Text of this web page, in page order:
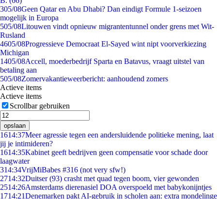
305/08Geen Qatar en Abu Dhabi? Dan eindigt Formule 1-seizoen
mogelijk in Europa
505/08Litouwen vindt opnieuw migrantentunnel onder grens met Wit-
Rusland
4605/08Progressieve Democraat El-Sayed wint nipt voorverkiezing
Michigan
1405/08Accell, moederbedrijf Sparta en Batavus, vraagt uitstel van
betaling aan
505/08Zomervakantieweerbericht: aanhoudend zomers
Actieve items
Actieve items
Scrollbar gebruiken
opslaan
1614:37Meer agressie tegen een andersluidende politieke mening, laat
jij je intimideren?
1614:35Kabinet geeft bedrijven geen compensatie voor schade door
laagwater
314:34VrijMiBabes #316 (not very sfw!)
2714:32Duitser (93) crasht met quad tegen boom, vier gewonden
2514:26Amsterdams dierenasiel DOA overspoeld met babykonijntjes
1714:21Denemarken pakt AI-gebruik in scholen aan: extra mondelinge